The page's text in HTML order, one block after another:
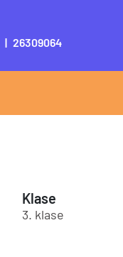
| 26309064
Klase
3. klase